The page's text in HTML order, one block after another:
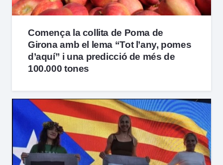
Comença la collita de Poma de
Girona amb el lema “Tot l’any, pomes
d’aquí” i una predicció de més de
100.000 tones